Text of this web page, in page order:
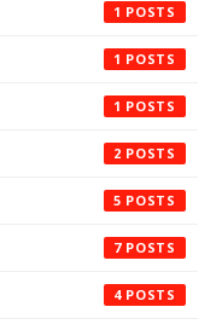
1
1
1
2
5
7
4